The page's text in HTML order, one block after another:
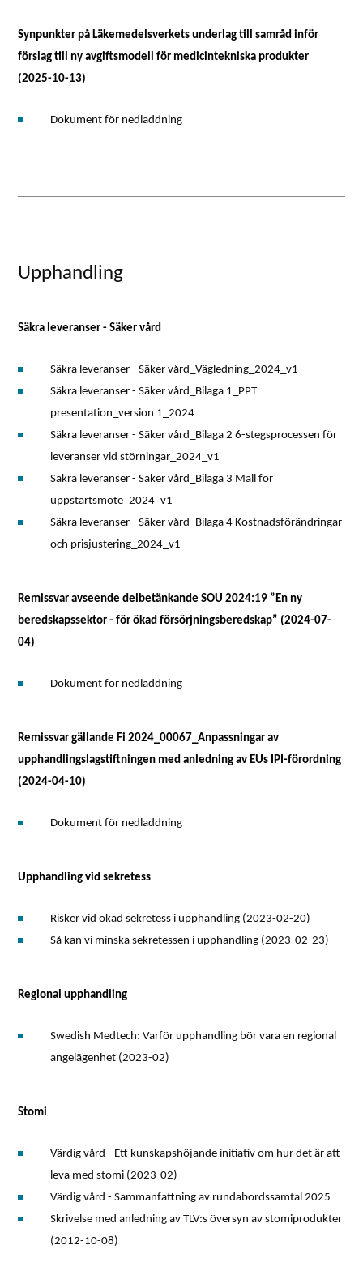
Synpunkter på Läkemedelsverkets underlag till samråd inför
förslag till ny avgiftsmodell för medicintekniska produkter
(2025-10-13)
Dokument för nedladdning
Upphandling
Säkra leveranser - Säker vård
Säkra leveranser - Säker vård_Vägledning_2024_v1
Säkra leveranser - Säker vård_Bilaga 1_PPT
presentation_version 1_2024
Säkra leveranser - Säker vård_Bilaga 2 6-stegsprocessen för
leveranser vid störningar_2024_v1
Säkra leveranser - Säker vård_Bilaga 3 Mall för
uppstartsmöte_2024_v1
Säkra leveranser - Säker vård_Bilaga 4 Kostnadsförändringar
och prisjustering_2024_v1
Remissvar avseende delbetänkande SOU 2024:19 ”En ny
beredskapssektor - för ökad försörjningsberedskap” (2024-07-
04)
Dokument för nedladdning
Remissvar gällande Fi 2024_00067_Anpassningar av
upphandlingslagstiftningen med anledning av EUs IPI-förordning
(2024-04-10)
Dokument för nedladdning
Upphandling vid sekretess
Risker vid ökad sekretess i upphandling (2023-02-20)
Så kan vi minska sekretessen i upphandling (2023-02-23)
Regional upphandling
Swedish Medtech: Varför upphandling bör vara en regional
angelägenhet (2023-02)
Stomi
Värdig vård - Ett kunskapshöjande initiativ om hur det är att
leva med stomi (2023-02)
Värdig vård - Sammanfattning av rundabordssamtal 2025
Skrivelse med anledning av TLV:s översyn av stomiprodukter
(2012-10-08)